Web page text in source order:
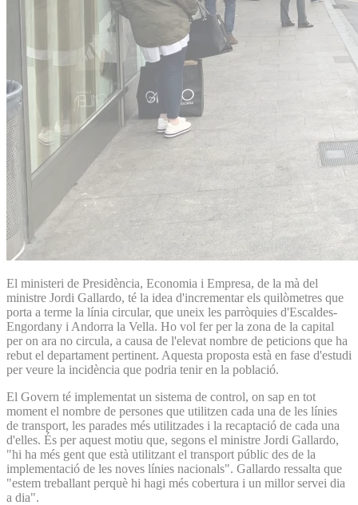
El ministeri de Presidència, Economia i Empresa, de la mà del
ministre Jordi Gallardo, té la idea d'incrementar els quilòmetres que
porta a terme la línia circular, que uneix les parròquies d'Escaldes-
Engordany i Andorra la Vella. Ho vol fer per la zona de la capital
per on ara no circula, a causa de l'elevat nombre de peticions que ha
rebut el departament pertinent. Aquesta proposta està en fase d'estudi
per veure la incidència que podria tenir en la població.
El Govern té implementat un sistema de control, on sap en tot
moment el nombre de persones que utilitzen cada una de les línies
de transport, les parades més utilitzades i la recaptació de cada una
d'elles. És per aquest motiu que, segons el ministre Jordi Gallardo,
"hi ha més gent que està utilitzant el transport públic des de la
implementació de les noves línies nacionals". Gallardo ressalta que
"estem treballant perquè hi hagi més cobertura i un millor servei dia
a dia".